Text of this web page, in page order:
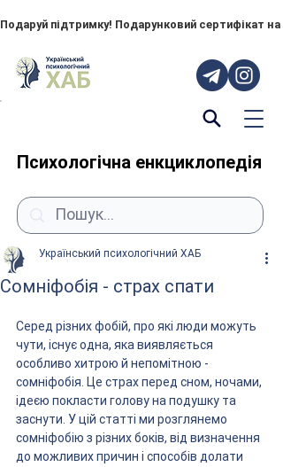
Подаруй підтримку! Подарунковий сертифікат
Психологічна енкциклопедія
Сомніфобія - страх спати
Український психологічний ХАБ
Серед різних фобій, про які люди можуть
чути, існує одна, яка виявляється
особливо хитрою й непомітною -
сомніфобія. Це страх перед сном, ночами,
ідеєю покласти голову на подушку та
заснути. У цій статті ми розглянемо
сомніфобію з різних боків, від визначення
до можливих причин і способів долати